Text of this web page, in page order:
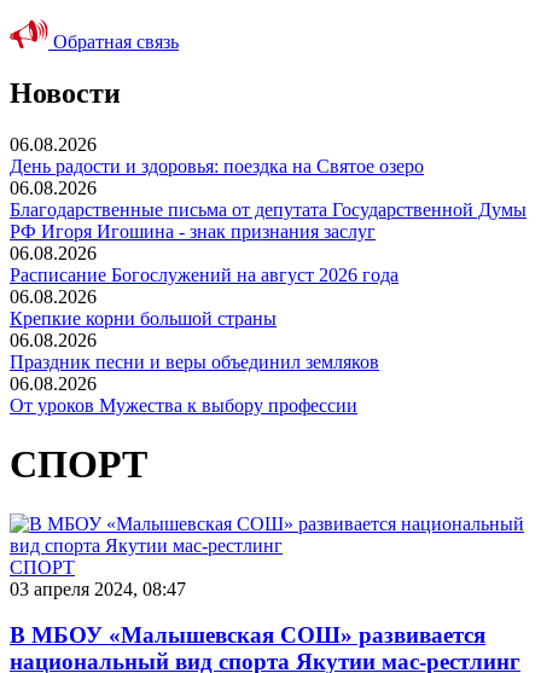
Обратная связь
Новости
06.08.2026
День радости и здоровья: поездка на Святое озеро
06.08.2026
Благодарственные письма от депутата Государственной Думы
РФ Игоря Игошина - знак признания заслуг
06.08.2026
Расписание Богослужений на август 2026 года
06.08.2026
Крепкие корни большой страны
06.08.2026
Праздник песни и веры объединил земляков
06.08.2026
От уроков Мужества к выбору профессии
СПОРТ
СПОРТ
03 апреля 2024, 08:47
В МБОУ «Малышевская СОШ» развивается
национальный вид спорта Якутии мас-рестлинг